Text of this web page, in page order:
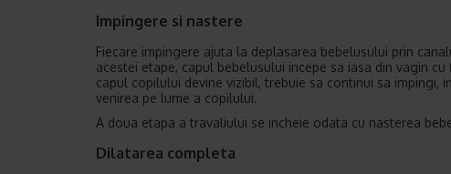
Impingere si nastere
Fiecare impingere ajuta la deplasarea bebelusului prin
acestei etape, capul bebelusului incepe sa iasa din vagin
capul copilului devine vizibil, trebuie sa continui sa impingi,
venirea pe lume a copilului.
A doua etapa a travaliului se incheie odata cu nasterea
Dilatarea completa